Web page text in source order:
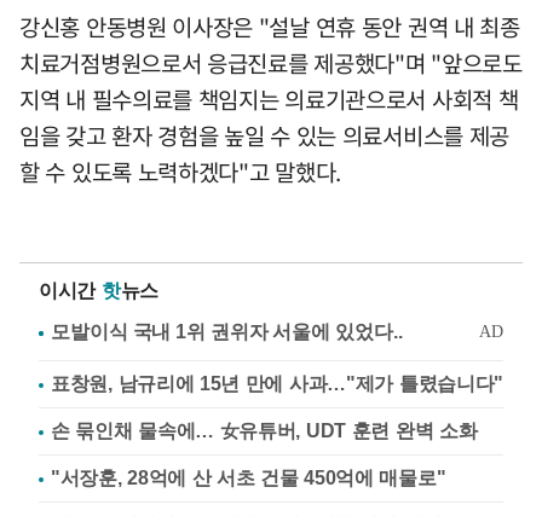
강신홍 안동병원 이사장은 "설날 연휴 동안 권역 내 최종
치료거점병원으로서 응급진료를 제공했다"며 "앞으로도
지역 내 필수의료를 책임지는 의료기관으로서 사회적 책
임을 갖고 환자 경험을 높일 수 있는 의료서비스를 제공
할 수 있도록 노력하겠다"고 말했다.
이시간 핫뉴스
표창원, 남규리에 15년 만에 사과…"제가 틀렸습니다"
손 묶인채 물속에… 女유튜버, UDT 훈련 완벽 소화
"서장훈, 28억에 산 서초 건물 450억에 매물로"